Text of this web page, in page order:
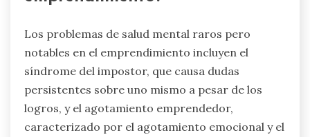
La investigación indica que las emprendedoras
que participan en estos sistemas de apoyo
reportan mayores tasas de satisfacción y éxito
en sus emprendimientos.